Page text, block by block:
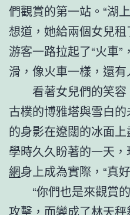
們觀賞的第一站。“湖
想道，她給兩個女兒
游客一路拉起了“火車”
滑，像火車一樣，還有
看著女兒們的笑容
古樸的博雅塔與雪白
的身影在遼闊的冰面
學時久久盼著的一天
網身上成為實際，“真
“你們也是來觀賞
攻擊，而變成了林天